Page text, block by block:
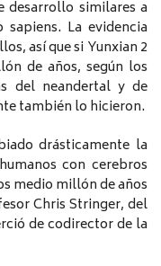
desarrollo similares a
La evidencia
así que si Yunxian 2
de años, según los
del neandertal y de
también lo hicieron.
drásticamente la
con cerebros
medio millón de años
Chris Stringer, del
de codirector de la